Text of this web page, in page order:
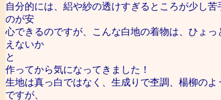
自分的には、絽や紗の透けすぎるところが少し
のが安
心できるのですが、こんな白地の着物は、ひょ
えないか
と
作ってから気になってきました！
生地は真っ白ではなく、生成りで杢調、楊柳の
ですが、